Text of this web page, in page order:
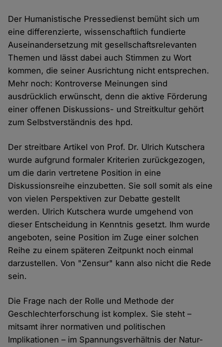
Der Humanistische Pressedienst bemüht sich um
eine differenzierte, wissenschaftlich fundierte
Auseinandersetzung mit gesellschaftsrelevanten
Themen und lässt dabei auch Stimmen zu Wort
kommen, die seiner Ausrichtung nicht entsprechen.
Mehr noch: Kontroverse Meinungen sind
ausdrücklich erwünscht, denn die aktive Förderung
einer offenen Diskussions- und Streitkultur gehört
zum Selbstverständnis des hpd.
Der streitbare Artikel von Prof. Dr. Ulrich Kutschera
wurde aufgrund formaler Kriterien zurückgezogen,
um die darin vertretene Position in eine
Diskussionsreihe einzubetten. Sie soll somit als eine
von vielen Perspektiven zur Debatte gestellt
werden. Ulrich Kutschera wurde umgehend von
dieser Entscheidung in Kenntnis gesetzt. Ihm wurde
angeboten, seine Position im Zuge einer solchen
Reihe zu einem späteren Zeitpunkt noch einmal
darzustellen. Von "Zensur" kann also nicht die Rede
sein.
Die Frage nach der Rolle und Methode der
Geschlechterforschung ist komplex. Sie steht –
mitsamt ihrer normativen und politischen
Implikationen – im Spannungsverhältnis der Natur-